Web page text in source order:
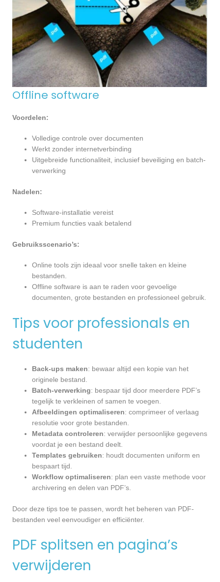
Offline software
Voordelen:
Volledige controle over documenten
Werkt zonder internetverbinding
Uitgebreide functionaliteit, inclusief beveiliging en batch-
verwerking
Nadelen:
Software-installatie vereist
Premium functies vaak betalend
Gebruiksscenario’s:
Online tools zijn ideaal voor snelle taken en kleine
bestanden.
Offline software is aan te raden voor gevoelige
documenten, grote bestanden en professioneel gebruik.
Tips voor professionals en
studenten
Back-ups maken: bewaar altijd een kopie van het
originele bestand.
Batch-verwerking: bespaar tijd door meerdere PDF’s
tegelijk te verkleinen of samen te voegen.
Afbeeldingen optimaliseren: comprimeer of verlaag
resolutie voor grote bestanden.
Metadata controleren: verwijder persoonlijke gegevens
voordat je een bestand deelt.
Templates gebruiken: houdt documenten uniform en
bespaart tijd.
Workflow optimaliseren: plan een vaste methode voor
archivering en delen van PDF’s.
Door deze tips toe te passen, wordt het beheren van PDF-
bestanden veel eenvoudiger en efficiënter.
PDF splitsen en pagina’s
verwijderen